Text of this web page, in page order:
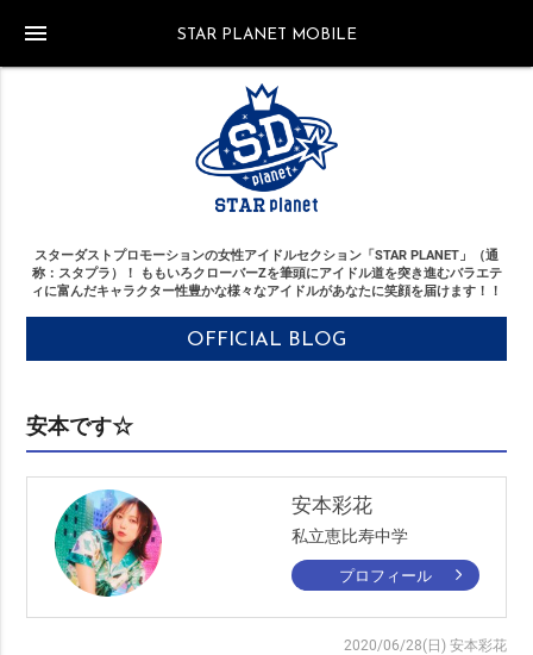
STAR PLANET MOBILE
menu
スターダストプロモーションの女性アイドルセクション「STAR PLANET」（通
称：スタプラ）！
ももいろクローバーZを筆頭にアイドル道を突き進むバラエテ
ィに富んだキャラクター性豊かな様々なアイドルがあなたに笑顔を届けます！！
OFFICIAL BLOG
安本です☆
安本彩花
私立恵比寿中学
プロフィール
2020/06/28(日) 安本彩花